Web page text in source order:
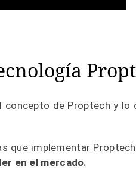
concepto de Proptech y
que implementar
en el mercado.